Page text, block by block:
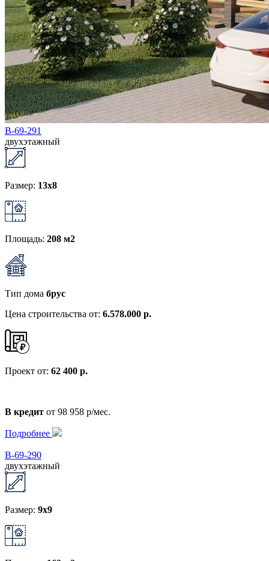
В-69-291
двухэтажный
Размер: 13x8
Площадь: 208 м2
Тип дома брус
Цена строительства от: 6.578.000 р.
Проект от: 62 400 р.
В кредит от 98 958 р/мес.
Подробнее
В-69-290
двухэтажный
Размер: 9x9